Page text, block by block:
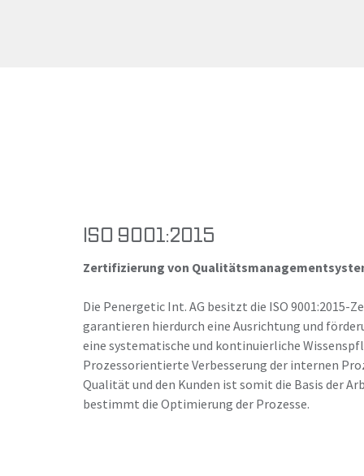
ISO 9001:2015
Zertifizierung von
Die Penergetic Int. AG besitzt die ISO 9001:2015-
garantieren hierdurch eine Ausrichtung und
eine systematische und kontinuierliche
Prozessorientierte Verbesserung der internen
Qualität und den Kunden ist somit die Basis der
bestimmt die Optimierung der Prozesse.